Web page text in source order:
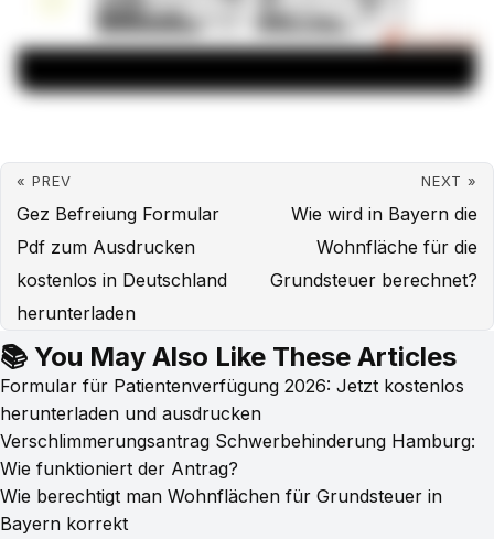
« PREV
Gez Befreiung Formular
Pdf zum Ausdrucken
kostenlos in Deutschland
herunterladen
NEXT »
Wie wird in Bayern die
Wohnfläche für die
Grundsteuer berechnet?
📚 You May Also Like These Articles
Formular für Patientenverfügung 2026: Jetzt kostenlos
herunterladen und ausdrucken
Verschlimmerungsantrag Schwerbehinderung Hamburg:
Wie funktioniert der Antrag?
Wie berechtigt man Wohnflächen für Grundsteuer in
Bayern korrekt